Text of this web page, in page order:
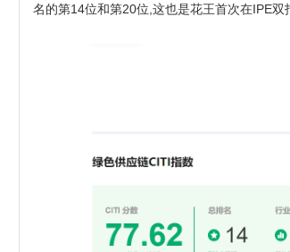
名的第14位和第20位,这也是花王首次在IPE双